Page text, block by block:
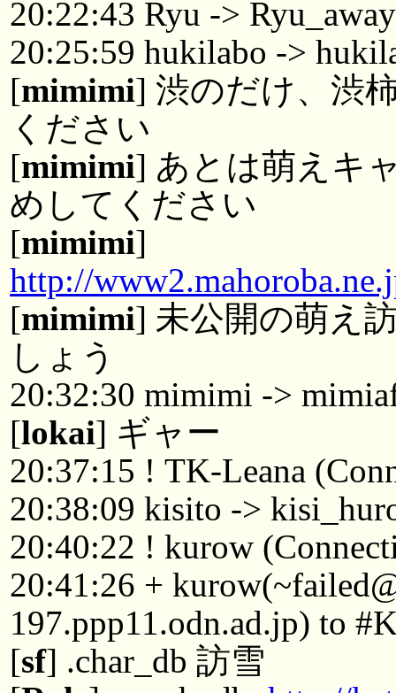
20:22:43 Ryu -> Ryu_away
20:25:59 hukilabo ->
[mimimi] 渋のだけ、渋
ください
[mimimi] あとは萌えキ
めしてください
[mimimi]
http://
[mimimi] 未公開の萌え
しょう
20:32:30 mimimi ->
[lokai] ギャー
20:37:15 ! TK-Leana
20:38:09 kisito ->
20:40:22 ! kurow
20:41:26 +
197.ppp11.odn.ad.jp) to
[sf] .char_db 訪雪